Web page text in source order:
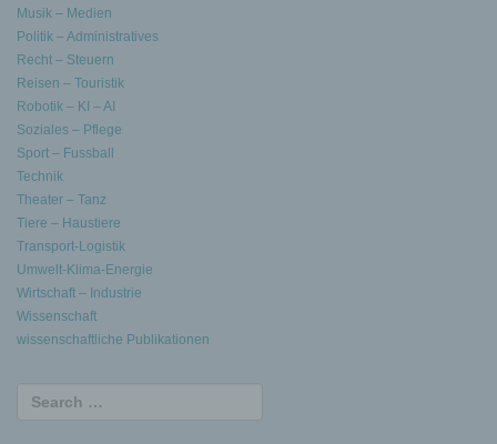
Musik – Medien
Politik – Administratives
Recht – Steuern
Reisen – Touristik
Robotik – KI – AI
Soziales – Pflege
Sport – Fussball
Technik
Theater – Tanz
Tiere – Haustiere
Transport-Logistik
Umwelt-Klima-Energie
Wirtschaft – Industrie
Wissenschaft
wissenschaftliche Publikationen